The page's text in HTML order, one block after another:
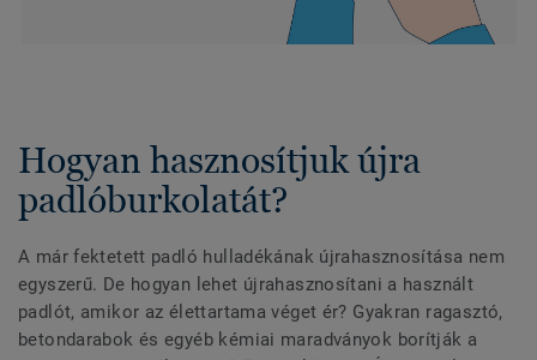
Hogyan hasznosítjuk újra
padlóburkolatát?
A már fektetett padló hulladékának újrahasznosítása nem
egyszerű. De hogyan lehet újrahasznosítani a használt
padlót, amikor az élettartama véget ér? Gyakran ragasztó,
betondarabok és egyéb kémiai maradványok borítják a